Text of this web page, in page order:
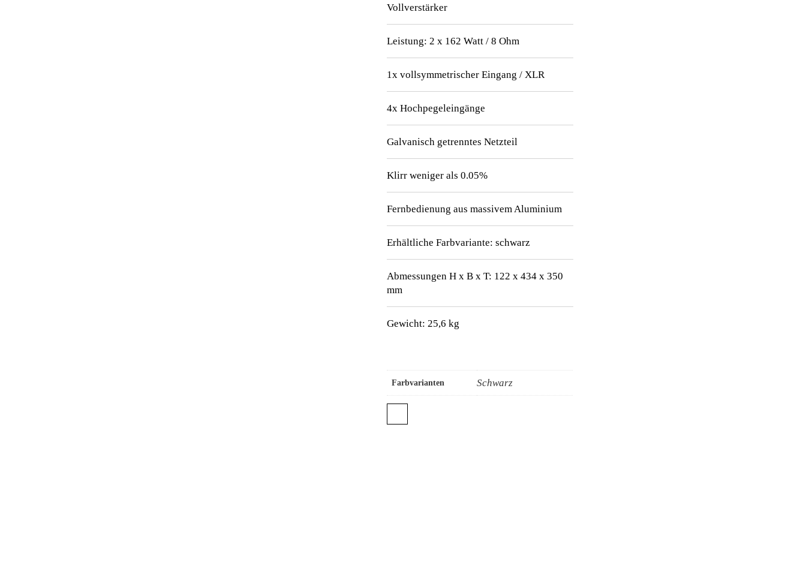
Vollverstärker
Leistung: 2 x 162 Watt / 8 Ohm
1x vollsymmetrischer Eingang / XLR
4x Hochpegeleingänge
Galvanisch getrenntes Netzteil
Klirr weniger als 0.05%
Fernbedienung aus massivem Aluminium
Erhältliche Farbvariante: schwarz
Abmessungen H x B x T: 122 x 434 x 350
mm
Gewicht: 25,6 kg
Farbvarianten Schwarz